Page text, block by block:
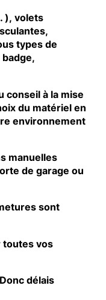
), volets
types de
conseil à la mise
du matériel en
environnement
manuelles
de garage ou
sont
toutes vos
Donc délais